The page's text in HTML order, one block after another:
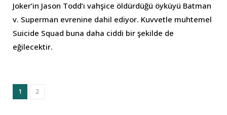
Joker’in Jason Todd’ı vahşice öldürdüğü öyküyü Batman
v. Superman evrenine dahil ediyor. Kuvvetle muhtemel
Suicide Squad buna daha ciddi bir şekilde de
eğilecektir.
1 2